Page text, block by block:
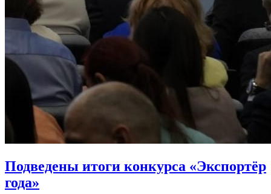
Подведены итоги конкурса «Экспортёр
года»